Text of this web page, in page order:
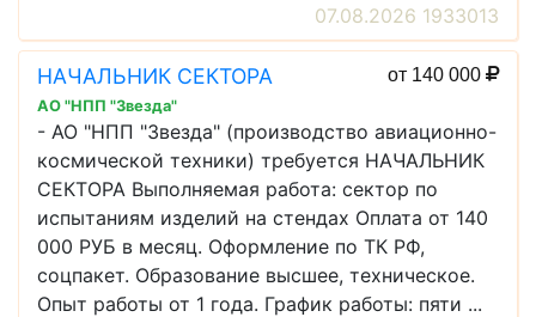
07.08.2026 1933013
НАЧАЛЬНИК СЕКТОРА от 140 000
АО "НПП "Звезда"
- АО "НПП "Звезда" (производство авиационно-
космической техники) требуется НАЧАЛЬНИК
СЕКТОРА Выполняемая работа: сектор по
испытаниям изделий на стендах Оплата от 140
000 РУБ в месяц. Оформление по ТК РФ,
соцпакет. Образование высшее, техническое.
Опыт работы от 1 года. График работы: пяти ...